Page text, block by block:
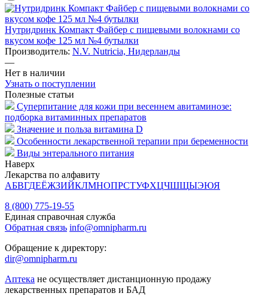
Нутридринк Компакт Файбер с пищевыми волокнами со
вкусом кофе 125 мл №4 бутылки
Производитель: N.V. Nutricia, Нидерланды
—
Нет в наличии
Узнать о поступлении
Полезные статьи
Суперпитание для кожи при весеннем авитаминозе:
подборка витаминных препаратов
Значение и польза витамина D
Особенности лекарственной терапии при беременности
Виды энтерального питания
Наверх
Лекарства по алфавиту
АБВГДЕЁЖЗИЙКЛМНОПРСТУФХЦЧШЩЫЭЮЯ
8 (800) 775-19-55
Единая справочная служба
Обратная связь info@omnipharm.ru
Обращение к директору:
dir@omnipharm.ru
Аптека не осуществляет дистанционную продажу
лекарственных препаратов и БАД